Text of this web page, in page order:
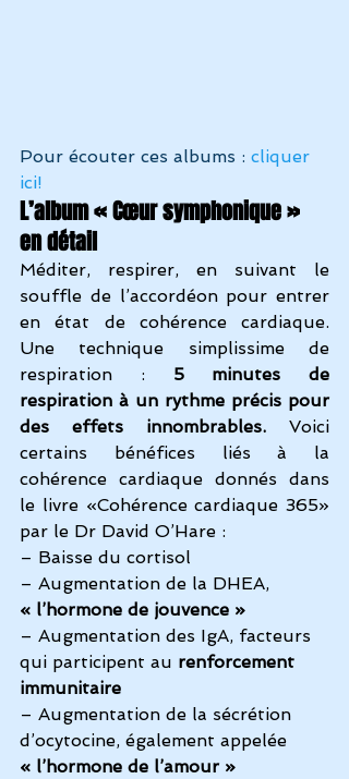
Pour écouter ces albums : cliquer
ici!
L’album « Cœur symphonique »
en détail
Méditer, respirer, en suivant le
souffle de l’accordéon pour entrer
en état de cohérence cardiaque.
Une technique simplissime de
respiration : 5 minutes de
respiration à un rythme précis pour
des effets innombrables. Voici
certains bénéfices liés à la
cohérence cardiaque donnés dans
le livre «Cohérence cardiaque 365»
par le Dr David O’Hare :
– Baisse du cortisol
– Augmentation de la DHEA,
« l’hormone de jouvence »
– Augmentation des IgA, facteurs
qui participent au renforcement
immunitaire
– Augmentation de la sécrétion
d’ocytocine, également appelée
« l’hormone de l’amour »